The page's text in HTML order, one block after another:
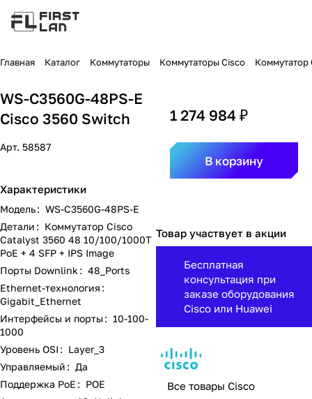
Главная Каталог Коммутаторы Коммутаторы Cisco Коммутатор
WS-C3560G-48PS-E
Cisco 3560 Switch
Арт. 58587
Характеристики
Модель: WS-C3560G-48PS-E
Детали: Коммутатор Cisco
Catalyst 3560 48 10/100/1000T
PoE + 4 SFP + IPS Image
Порты Downlink: 48_Ports
Ethernet-технология:
Gigabit_Ethernet
Интерфейсы и порты: 10-100-
1000
Уровень OSI: Layer_3
Управляемый: Да
Поддержка PoE: POE
1 274 984 ₽
В корзину
Товар участвует в акции
Бесплатная
консультация при
заказе оборудования
Cisco или Huawei
Все товары Cisco